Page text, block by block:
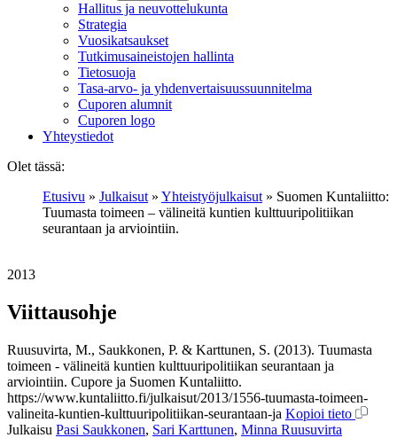
Hallitus ja neuvottelukunta
Strategia
Vuosikatsaukset
Tutkimusaineistojen hallinta
Tietosuoja
Tasa-arvo- ja yhdenvertaisuussuunnitelma
Cuporen alumnit
Cuporen logo
Yhteystiedot
Olet tässä:
Etusivu » Julkaisut » Yhteistyöjulkaisut » Suomen Kuntaliitto:
Tuumasta toimeen – välineitä kuntien kulttuuripolitiikan
seurantaan ja arviointiin.
2013
Viittausohje
Ruusuvirta, M., Saukkonen, P. & Karttunen, S. (2013). Tuumasta
toimeen - välineitä kuntien kulttuuripolitiikan seurantaan ja
arviointiin. Cupore ja Suomen Kuntaliitto.
https://www.kuntaliitto.fi/julkaisut/2013/1556-tuumasta-toimeen-
valineita-kuntien-kulttuuripolitiikan-seurantaan-ja Kopioi tieto
Julkaisu Pasi Saukkonen, Sari Karttunen, Minna Ruusuvirta